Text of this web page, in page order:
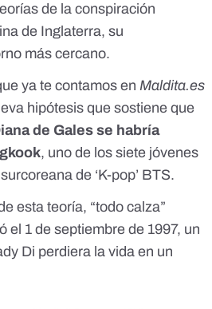
de la conspiración
de Inglaterra, su
más cercano.
ya te contamos en Maldita.es
hipótesis que sostiene que
de Gales se habría
, uno de los siete jóvenes
de ‘K-pop’ BTS.
esta teoría, “todo calza”
el 1 de septiembre de 1997, un
Di perdiera la vida en un